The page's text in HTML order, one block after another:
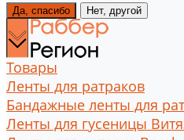
Да, спасибо Нет, другой
Товары
Ленты для ратраков
Бандажные ленты для
Ленты для гусеницы